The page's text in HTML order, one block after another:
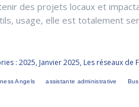
des projets locaux et
usage, elle est totalement
: 2025, Janvier 2025, Les réseaux de
Angels assistante administrative